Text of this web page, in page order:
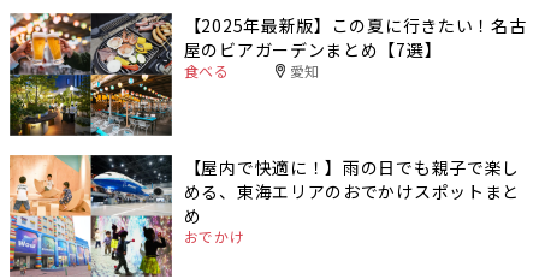
【2025年最新版】この夏に行きたい！名古
屋のビアガーデンまとめ【7選】
食べる 愛知
【屋内で快適に！】雨の日でも親子で楽し
める、東海エリアのおでかけスポットまと
め
おでかけ